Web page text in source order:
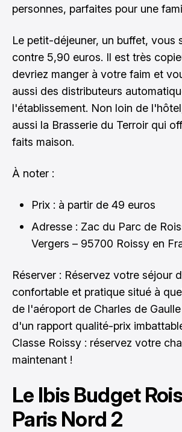
personnes, parfaites pour une
Le petit-déjeuner, un buffet, vous
contre 5,90 euros. Il est très
devriez manger à votre faim et
aussi des distributeurs
l'établissement. Non loin de
aussi la Brasserie du Terroir qui
faits maison.
À noter :
Prix : à partir de 49 euros
Adresse : Zac du Parc de
Vergers – 95700 Roissy en
Réserver : Réservez votre séjour
confortable et pratique situé à
de l'aéroport de Charles de
d'un rapport qualité-prix
Classe Roissy : réservez votre
maintenant !
Le Ibis Budget
Paris Nord 2